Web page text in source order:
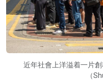
近年社會上洋溢着一片
（